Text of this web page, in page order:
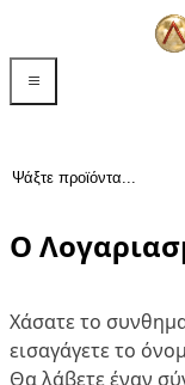
Αναζήτηση...
Ο
Χάσατε το
εισαγάγετε το
Θα λάβετε έναν